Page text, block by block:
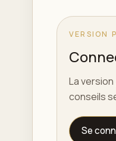
VERSION
La
conseils
Se